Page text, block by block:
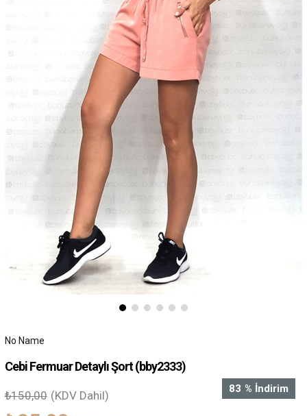
No Name
Cebi Fermuar Detaylı Şort(bby2333)
%
83 İndirim
₺150,00 (KDV Dahil)